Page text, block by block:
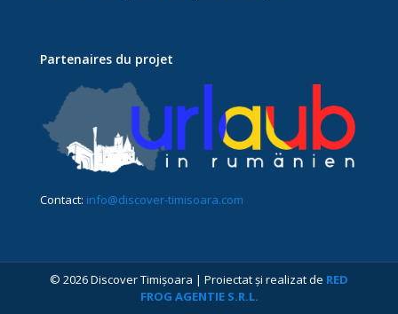
Partenaires du projet
Contact: info@discover-timisoara.com
© 2026 Discover Timișoara | Proiectat și realizat de RED
FROG AGENTIE S.R.L.